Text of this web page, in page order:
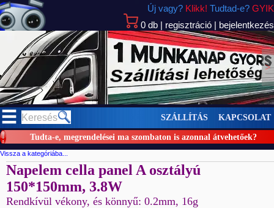
0 db | regisztráció | bejelentkezés
Új vagy? Klikk! Tudtad-e? GYIK
>
Tudta-e, megrendelései ma szombaton is azonnal átvehetőek?
SZÁLLÍTÁS KAPCSOLAT
Vissza a kategóriába...
Napelem cella panel A osztályú
150*150mm, 3.8W
Rendkívül vékony, és könnyű: 0.2mm, 16g